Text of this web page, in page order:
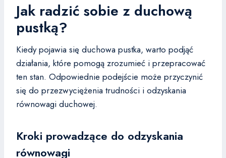
Jak radzić sobie z duchową
pustką?
Kiedy pojawia się duchowa pustka, warto podjąć
działania, które pomogą zrozumieć i przepracować
ten stan. Odpowiednie podejście może przyczynić
się do przezwyciężenia trudności i odzyskania
równowagi duchowej.
Kroki prowadzące do odzyskania
równowagi